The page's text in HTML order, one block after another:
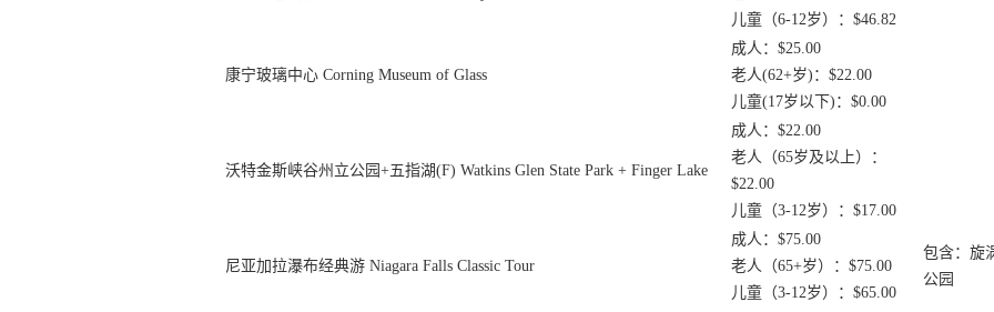
儿童（6-12岁）：$46.82
康宁玻璃中心 Corning Museum of Glass
成人：$25.00
老人(62+岁)：$22.00
儿童(17岁以下)：$0.00
沃特金斯峡谷州立公园+五指湖(F) Watkins Glen State Park + Finger Lake
成人：$22.00
老人（65岁及以上）：
$22.00
儿童（3-12岁）：$17.00
尼亚加拉瀑布经典游 Niagara Falls Classic Tour
成人：$75.00
老人（65+岁）：$75.00
儿童（3-12岁）：$65.00
包含：旋
公园